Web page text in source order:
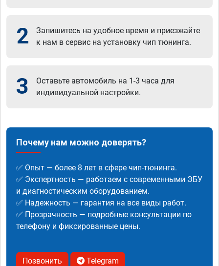
2
Запишитесь на удобное время и приезжайте
к нам в сервис на установку чип тюнинга.
3
Оставьте автомобиль на 1-3 часа для
индивидуальной настройки.
Почему нам можно доверять?
✅ Опыт — более 8 лет в сфере чип-тюнинга.
✅ Экспертность — работаем с современными ЭБУ
и диагностическим оборудованием.
✅ Надежность — гарантия на все виды работ.
✅ Прозрачность — подробные консультации по
телефону и фиксированные цены.
Позвонить Telegram